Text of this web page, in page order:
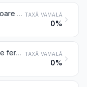
Lacăte, broaște și zăvoare (cu chei, cu cifru sau electrice), din metale comune; închizătoare și monturi-închizătoare prevăzute cu broaște, din metale comune; chei pentru aceste articole, din metale comune TAXĂ VAMALĂ
0%
Decorațiuni, articole de feronerie și articole similare, din metale comune, pentru mobilă, uși, scări, ferestre, jaluzele, caroserii, articole de șelărie, valize, cufere, cofrete și pentru alte articole similare; cuiere pentru haine, cuiere pentru pălării, suporturi și articole similare, din metale comune; rotițe și rotile cu monturi din metale comune; închizători automate, din metale comune, pentru uși TAXĂ VAMALĂ
0%